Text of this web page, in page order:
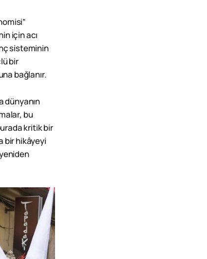
için acı
sisteminin
bir
bağlanır.
dünyanın
bu
kritik bir
bir hikâyeyi